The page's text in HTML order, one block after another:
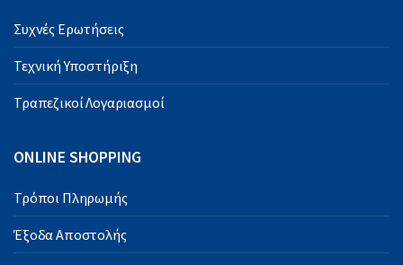
Συχνές Ερωτήσεις
Τεχνική Υποστήριξη
Τραπεζικοί Λογαριασμοί
ONLINE SHOPPING
Τρόποι Πληρωμής
Έξοδα Αποστολής